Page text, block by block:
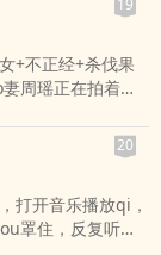
们说
在墨诚面前颤抖。 “那么，来面对我！” “面对，正义！”
19
+不正经+杀伐果
周瑶正在拍着婚
，二人觉醒了异
样才能升级！“丧
吗？”“什么狗系
20
打开音乐播放qi，
罩住，反复听着